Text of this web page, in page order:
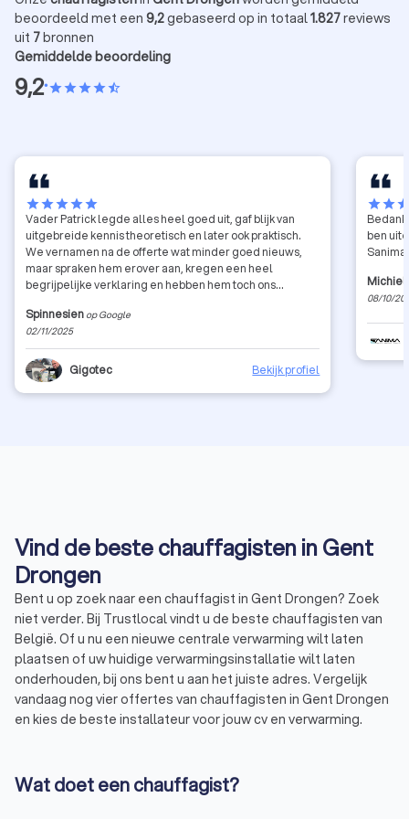
beoordeeld met een 9,2gebaseerd op in totaal1.827reviews
uit 7bronnen
Gemiddelde beoordeling
9,2•starstarstarstarstar_half
starstarstarstarstar
Vader Patrick legde alles heel goed uit, gaf blijk van
uitgebreide kennis theoretisch en later ook praktisch.
We vernamen na de offerte wat minder goed nieuws,
maar spraken hem erover aan, kregen een heel
begrijpelijke verklaring en hebben hem toch ons
warmtepomp en vloerverwarming zijn tiptop in orde, van
offerte, prijs, datum installatie, installatie zelf en
nacontrole. Vader en zoon installeerden zelf alles. We
lieten hem tussendoor ook nog snel vloerverwarming
leggen, ook zeer tevreden! Achteraf nog berichtje
gestuurd voor een vraag en direct antwoord gekregen.
Spinnesien op Google
02/11/2025
Gigotec Bekijk profiel
starstar
ben
Michiel
08/10/
Vind de beste chauffagisten in Gent
Drongen
Bent u op zoek naar een chauffagist in Gent Drongen? Zoek
niet verder. Bij Trustlocal vindt u de beste chauffagisten van
België. Of u nu een nieuwe centrale verwarming wilt laten
plaatsen of uw huidige verwarmingsinstallatie wilt laten
onderhouden, bij ons bent u aan het juiste adres. Vergelijk
vandaag nog vier offertes van chauffagisten in Gent Drongen
en kies de beste installateur voor jouw cv en verwarming.
Wat doet een chauffagist?